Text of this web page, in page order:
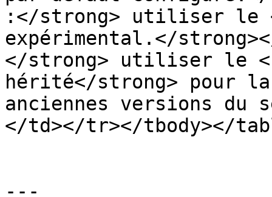
:</strong> utiliser le
expérimental.</
</strong> utiliser le
hérité</strong> pour
anciennes versions du
</td></tr></tbody></
---